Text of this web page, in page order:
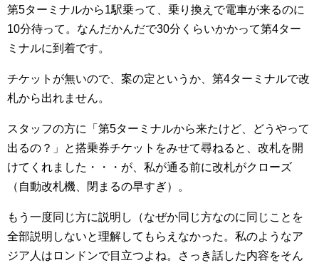
第5ターミナルから1駅乗って、乗り換えで電車が来るのに
10分待って。なんだかんだで30分くらいかかって第4ター
ミナルに到着です。
チケットが無いので、案の定というか、第4ターミナルで改
札から出れません。
スタッフの方に「第5ターミナルから来たけど、どうやって
出るの？」と搭乗券チケットをみせて尋ねると、改札を開
けてくれました・・・が、私が通る前に改札がクローズ
（自動改札機、閉まるの早すぎ）。
もう一度同じ方に説明し（なぜか同じ方なのに同じことを
全部説明しないと理解してもらえなかった。私のようなア
ジア人はロンドンで目立つよね。さっき話した内容をそん